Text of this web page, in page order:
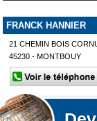
FRANCK HANNIER
21 CHEMIN BOIS
45230 - MONTBOUY